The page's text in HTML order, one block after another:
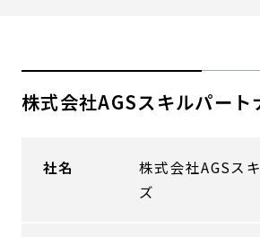
株式会社AGSスキルパート
社名
株式会社AGSス
ズ